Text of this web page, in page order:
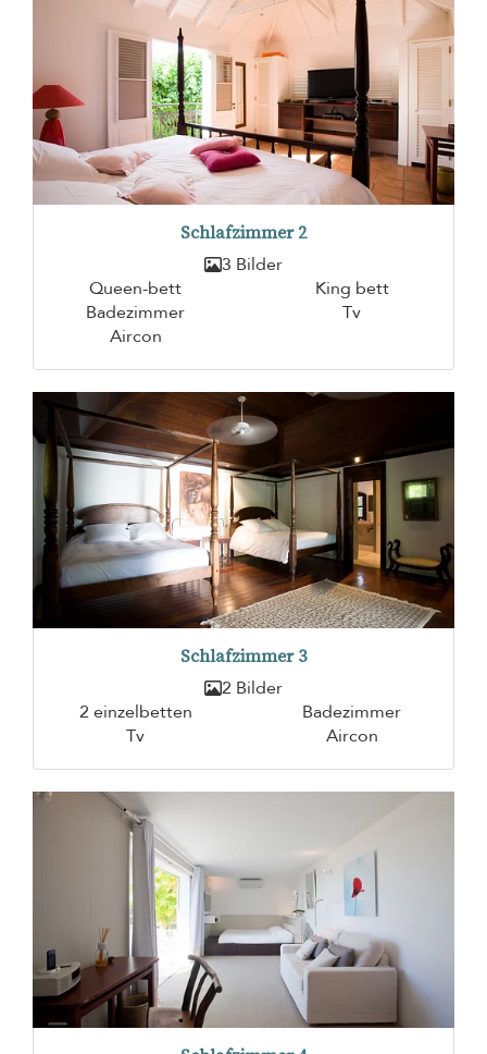
Schlafzimmer 2
3 Bilder
Queen-bett
King bett
Badezimmer
Tv
Aircon
Schlafzimmer 3
2 Bilder
2 einzelbetten
Badezimmer
Tv
Aircon